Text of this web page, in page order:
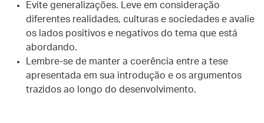
Evite generalizações. Leve em consideração
diferentes realidades, culturas e sociedades e avalie
os lados positivos e negativos do tema que está
abordando.
Lembre-se de manter a coerência entre a tese
apresentada em sua introdução e os argumentos
trazidos ao longo do desenvolvimento.